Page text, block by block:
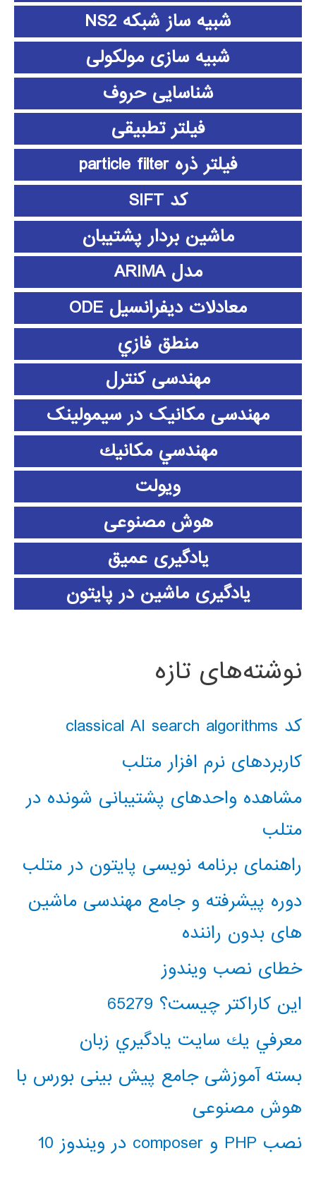
شبیه ساز شبکه NS2
شبیه سازی مولکولی
شناسایی حروف
فیلتر تطبیقی
فیلتر ذره particle filter
کد SIFT
ماشین بردار پشتیبان
مدل ARIMA
معادلات دیفرانسیل ODE
منطق فازي
مهندسی کنترل
مهندسی مکانیک در سیمولینک
مهندسي مكانيك
ویولت
هوش مصنوعی
یادگیری عمیق
یادگیری ماشین در پایتون
نوشته‌های تازه
کد classical AI search algorithms
کاربردهای نرم افزار متلب
مشاهده واحدهای پشتیبانی شونده در
متلب
راهنمای برنامه نویسی پایتون در متلب
دوره پیشرفته و جامع مهندسی ماشین
های بدون راننده
خطای نصب ویندوز
این کاراکتر چیست؟ 65279
معرفي يك سايت يادگيري زبان
بسته آموزشی جامع پیش بینی بورس با
هوش مصنوعی
نصب PHP و composer در ویندوز 10